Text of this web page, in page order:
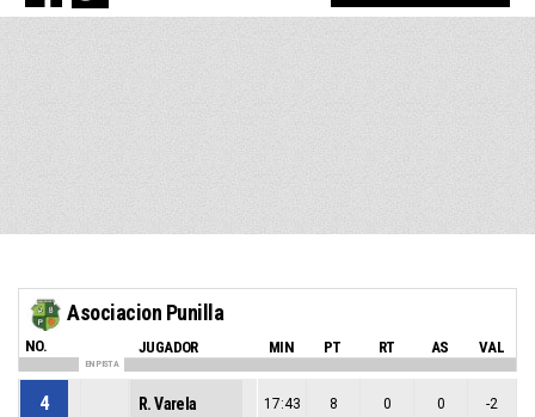
Asociacion Punilla
NO. JUGADOR MIN PT RT AS VAL
EN PISTA
4 R. Varela 17:43 8 0 0 -2